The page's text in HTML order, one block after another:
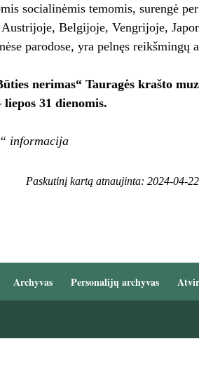
socialinėmis temomis, surengė
Belgijoje, Vengrijoje,
parodose, yra pelnęs reikšmingų
nerimas“ Tauragės krašto
31 dienomis.
informacija
Paskutinį kartą atnaujinta: 2024-04-
Archyvas Personalijų archyvas